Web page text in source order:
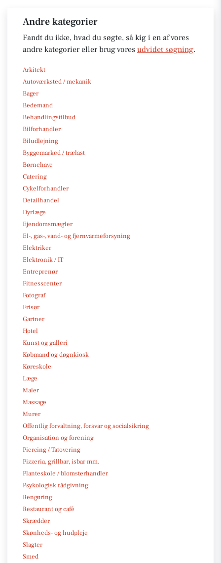
Andre kategorier
Fandt du ikke, hvad du søgte, så kig i en af vores
andre kategorier eller brug vores udvidet søgning.
Arkitekt
Autoværksted / mekanik
Bager
Bedemand
Behandlingstilbud
Bilforhandler
Biludlejning
Byggemarked / trælast
Børnehave
Catering
Cykelforhandler
Detailhandel
Dyrlæge
Ejendomsmægler
El-, gas-, vand- og fjernvarmeforsyning
Elektriker
Elektronik / IT
Entreprenør
Fitnesscenter
Fotograf
Frisør
Gartner
Hotel
Kunst og galleri
Købmand og døgnkiosk
Køreskole
Læge
Maler
Massage
Murer
Offentlig forvaltning, forsvar og socialsikring
Organisation og forening
Piercing / Tatovering
Pizzeria, grillbar, isbar mm.
Planteskole / blomsterhandler
Psykologisk rådgivning
Rengøring
Restaurant og café
Skrædder
Skønheds- og hudpleje
Slagter
Smed